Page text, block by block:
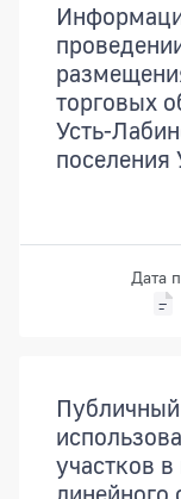
торговых
Усть-
поселения
Дата
участков
линейного